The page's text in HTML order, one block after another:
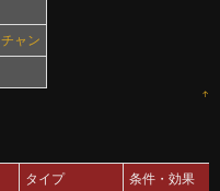
チャン
↑
タイプ 条件・効果